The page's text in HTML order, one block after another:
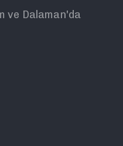
ve Dalaman'da